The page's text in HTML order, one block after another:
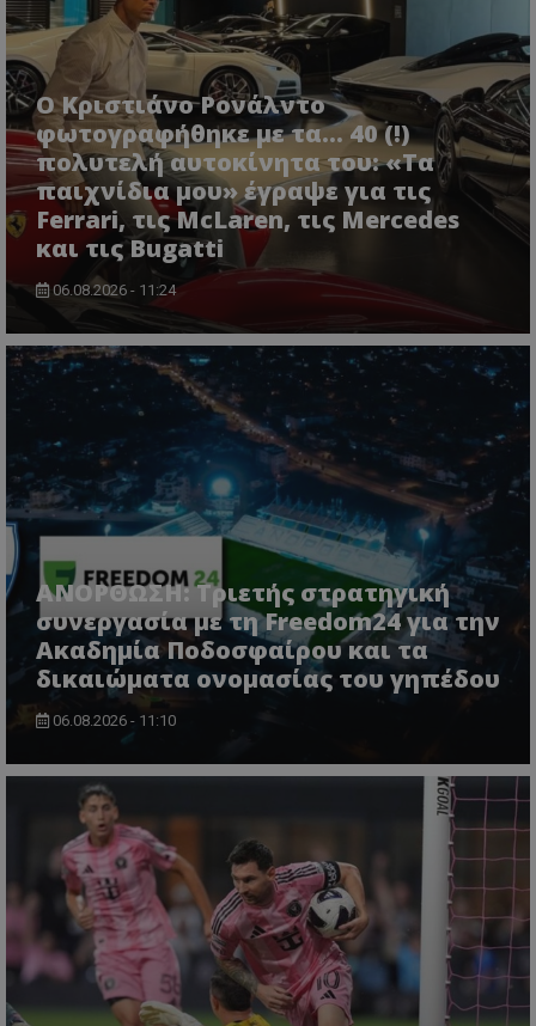
Ο Κριστιάνο Ρονάλντο
φωτογραφήθηκε με τα... 40 (!)
πολυτελή αυτοκίνητα του: «Τα
παιχνίδια μου» έγραψε για τις
Ferrari, τις McLaren, τις Mercedes
και τις Bugatti
06.08.2026 - 11:24
ΑΝΟΡΘΩΣΗ: Τριετής στρατηγική
συνεργασία με τη Freedom24 για την
Ακαδημία Ποδοσφαίρου και τα
δικαιώματα ονομασίας του γηπέδου
06.08.2026 - 11:10